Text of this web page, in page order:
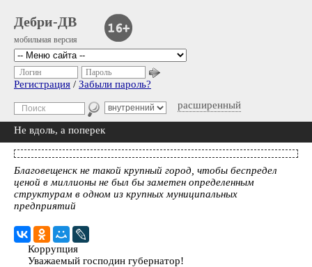
Дебри-ДВ
мобильная версия
расширенный
Логин Пароль
Регистрация / Забыли пароль?
Не вдоль, а поперек
Благовещенск не такой крупный город, чтобы беспредел
ценой в миллионы не был бы заметен определенным
структурам в одном из крупных муниципальных
предприятий
Коррупция
Уважаемый господин губернатор!